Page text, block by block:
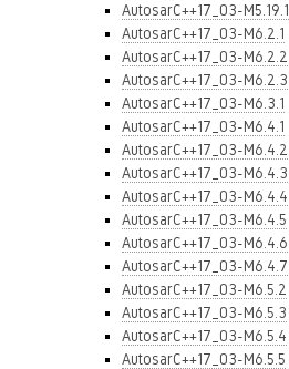
AutosarC++17_03-M5.19.1
AutosarC++17_03-M6.2.1
AutosarC++17_03-M6.2.2
AutosarC++17_03-M6.2.3
AutosarC++17_03-M6.3.1
AutosarC++17_03-M6.4.1
AutosarC++17_03-M6.4.2
AutosarC++17_03-M6.4.3
AutosarC++17_03-M6.4.4
AutosarC++17_03-M6.4.5
AutosarC++17_03-M6.4.6
AutosarC++17_03-M6.4.7
AutosarC++17_03-M6.5.2
AutosarC++17_03-M6.5.3
AutosarC++17_03-M6.5.4
AutosarC++17_03-M6.5.5